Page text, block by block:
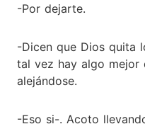
-Por dejarte.
-Dicen que Dios quita
tal vez hay algo mejor
alejándose.
-Eso si-. Acoto